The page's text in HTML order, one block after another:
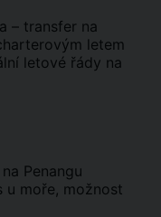
– transfer na
letem
letové řády na
Penangu
u moře, možnost